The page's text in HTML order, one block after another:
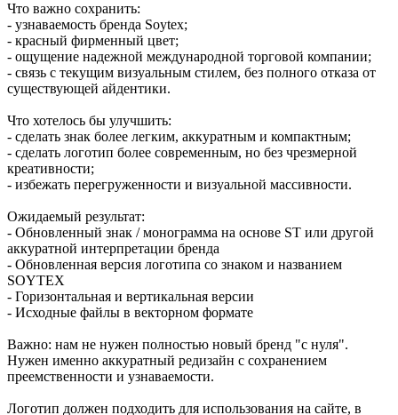
Что важно сохранить:
- узнаваемость бренда Soytex;
- красный фирменный цвет;
- ощущение надежной международной торговой компании;
- связь с текущим визуальным стилем, без полного отказа от
существующей айдентики.
Что хотелось бы улучшить:
- сделать знак более легким, аккуратным и компактным;
- сделать логотип более современным, но без чрезмерной
креативности;
- избежать перегруженности и визуальной массивности.
Ожидаемый результат:
- Обновленный знак / монограмма на основе ST или другой
аккуратной интерпретации бренда
- Обновленная версия логотипа со знаком и названием
SOYTEX
- Горизонтальная и вертикальная версии
- Исходные файлы в векторном формате
Важно: нам не нужен полностью новый бренд "с нуля".
Нужен именно аккуратный редизайн с сохранением
преемственности и узнаваемости.
Логотип должен подходить для использования на сайте, в